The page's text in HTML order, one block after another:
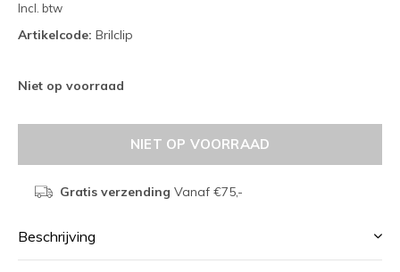
Incl. btw
Artikelcode: Brilclip
Niet op voorraad
NIET OP VOORRAAD
Gratis verzending Vanaf €75,-
Beschrijving